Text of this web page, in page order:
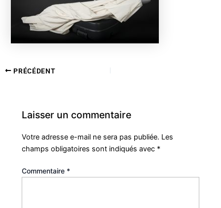
PRÉCÉDENT
Laisser un commentaire
Votre adresse e-mail ne sera pas publiée. Les
champs obligatoires sont indiqués avec *
Commentaire *